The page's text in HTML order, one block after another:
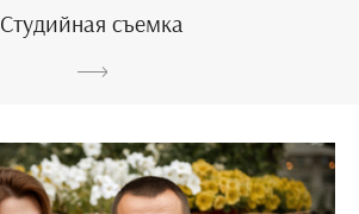
Студийная съемка